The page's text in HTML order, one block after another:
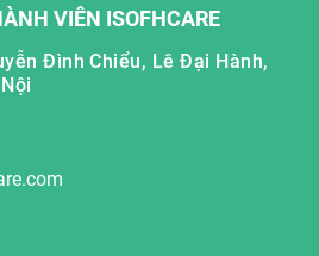
VIÊN ISOFHCARE
Đình Chiểu, Lê Đại Hành,